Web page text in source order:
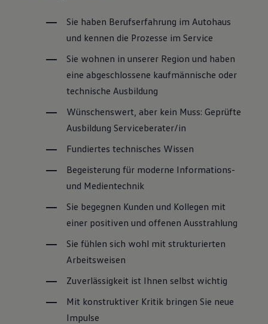
Sie haben Berufserfahrung im Autohaus
und kennen die Prozesse im Service
Sie wohnen in unserer Region und haben
eine abgeschlossene kaufmännische oder
technische Ausbildung
Wünschenswert, aber kein Muss: Geprüfte
Ausbildung Serviceberater/in
Fundiertes technisches Wissen
Begeisterung für moderne Informations-
und Medientechnik
Sie begegnen Kunden und Kollegen mit
einer positiven und offenen Ausstrahlung
Sie fühlen sich wohl mit strukturierten
Arbeitsweisen
Zuverlässigkeit ist Ihnen selbst wichtig
Mit konstruktiver Kritik bringen Sie neue
Impulse